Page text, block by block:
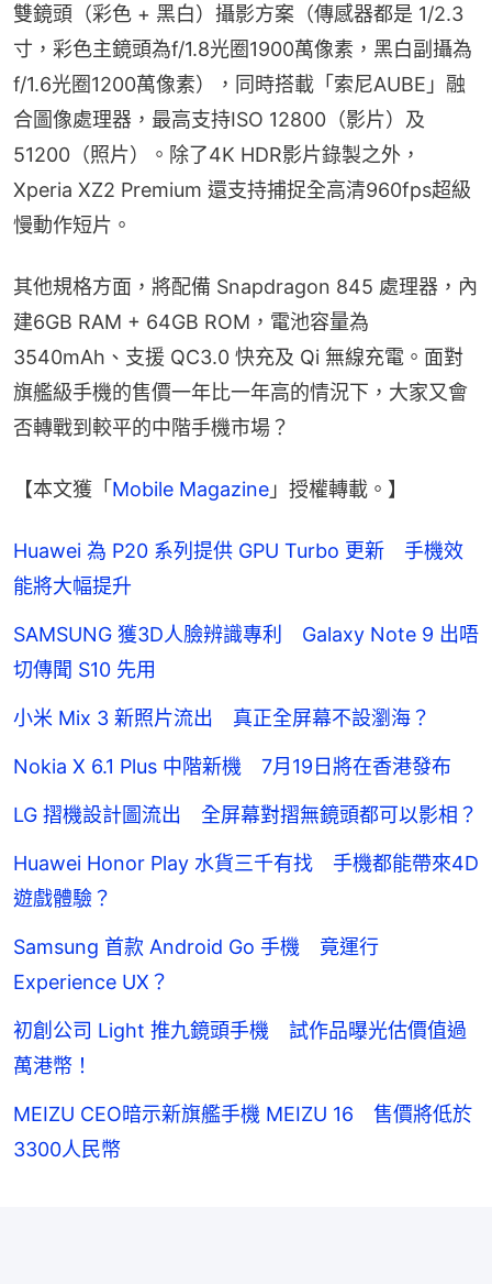
雙鏡頭（彩色 + 黑白）攝影方案（傳感器都是 1/2.3
寸，彩色主鏡頭為f/1.8光圈1900萬像素，黑白副攝為
f/1.6光圈1200萬像素），同時搭載「索尼AUBE」融
合圖像處理器，最高支持ISO 12800（影片）及
51200（照片）。除了4K HDR影片錄製之外，
Xperia XZ2 Premium 還支持捕捉全高清960fps超級
慢動作短片。
其他規格方面，將配備 Snapdragon 845 處理器，內
建6GB RAM + 64GB ROM，電池容量為
3540mAh、支援 QC3.0 快充及 Qi 無線充電。面對
旗艦級手機的售價一年比一年高的情況下，大家又會
否轉戰到較平的中階手機市場？
【本文獲「Mobile Magazine 」授權轉載。】
Huawei 為 P20 系列提供 GPU Turbo 更新 手機效
能將大幅提升
SAMSUNG 獲3D人臉辨識專利 Galaxy Note 9 出唔
切傳聞 S10 先用
小米 Mix 3 新照片流出 真正全屏幕不設瀏海？
Nokia X 6.1 Plus 中階新機 7月19日將在香港發布
LG 摺機設計圖流出 全屏幕對摺無鏡頭都可以影相？
Huawei Honor Play 水貨三千有找 手機都能帶來4D
遊戲體驗？
Samsung 首款 Android Go 手機 竟運行
Experience UX？
初創公司 Light 推九鏡頭手機 試作品曝光估價值過
萬港幣！
MEIZU CEO暗示新旗艦手機 MEIZU 16 售價將低於
3300人民幣